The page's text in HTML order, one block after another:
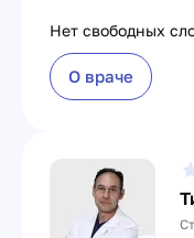
Нет свободных
О враче